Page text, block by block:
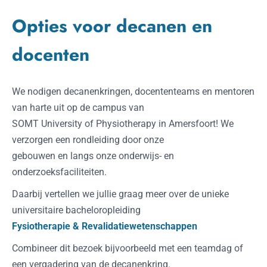
Opties voor decanen en
docenten
We nodigen decanenkringen, docententeams en mentoren
van harte uit op de campus van
SOMT University of Physiotherapy in Amersfoort! We
verzorgen een rondleiding door onze
gebouwen en langs onze onderwijs- en
onderzoeksfaciliteiten.
Daarbij vertellen we jullie graag meer over de unieke
universitaire bacheloropleiding
Fysiotherapie & Revalidatiewetenschappen
Combineer dit bezoek bijvoorbeeld met een teamdag of
een vergadering van de decanenkring.